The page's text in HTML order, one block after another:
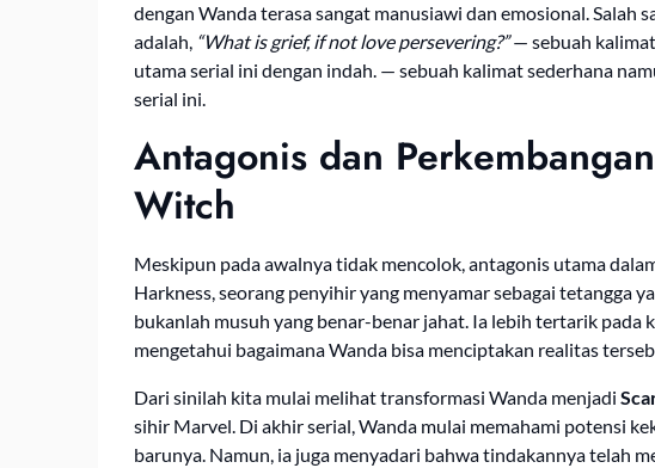
dengan Wanda terasa sangat manusiawi dan emosional. Salah
adalah, “What is grief, if not love persevering?”— sebuah
utama serial ini dengan indah. — sebuah kalimat sederhana
serial ini.
Antagonis dan
Witch
Meskipun pada awalnya tidak mencolok, antagonis utama
Harkness, seorang penyihir yang menyamar sebagai tetangga
bukanlah musuh yang benar-benar jahat. Ia lebih tertarik pada
mengetahui bagaimana Wanda bisa menciptakan realitas
Dari sinilah kita mulai melihat transformasi Wanda menjadi
sihir Marvel. Di akhir serial, Wanda mulai memahami potensi
barunya. Namun, ia juga menyadari bahwa tindakannya telah